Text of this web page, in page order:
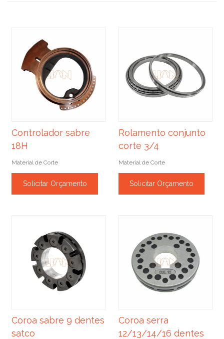
Controlador sabre
18H
Material de Corte
Solicitar Orçamento
Rolamento conjunto
corte 3/4
Material de Corte
Solicitar Orçamento
Coroa sabre 9 dentes
satco
Coroa serra
12/13/14/16 dentes